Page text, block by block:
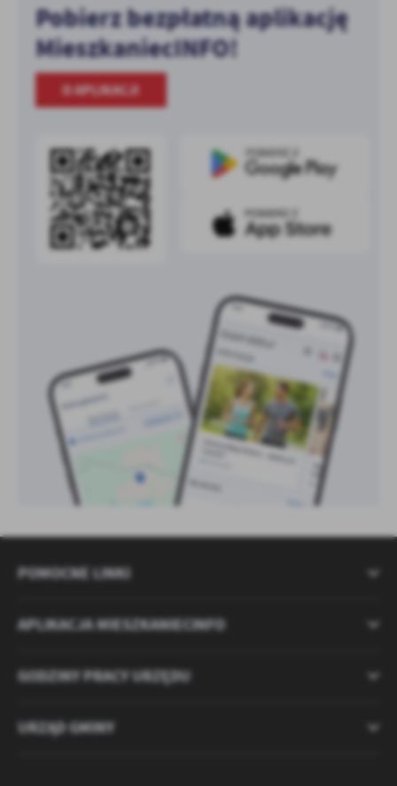
Pobierz bezpłatną aplikację
MieszkaniecINFO!
O APLIKACJI
POMOCNE LINKI
APLIKACJA MIESZKANIECINFO
GODZINY PRACY URZĘDU
URZĄD GMINY